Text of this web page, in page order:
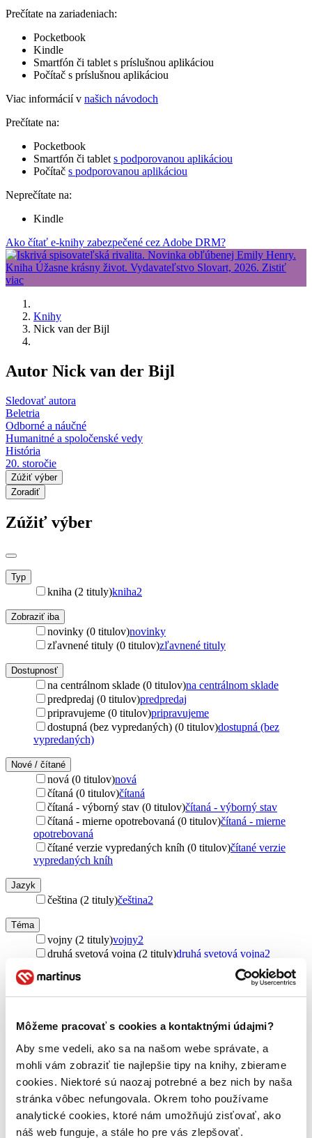
Môžeme pracovať s cookies a kontaktnými údajmi?
Aby sme vedeli, ako sa na našom webe správate, a
mohli vám zobraziť tie najlepšie tipy na knihy, zbierame
cookies. Niektoré sú naozaj potrebné a bez nich by naša
stránka vôbec nefungovala. Okrem toho používame
analytické cookies, ktoré nám umožňujú zisťovať, ako
náš web funguje, a stále ho pre vás zlepšovať.
Prečítate na zariadeniach:
Pocketbook
Kindle
Smartfón či tablet s príslušnou aplikáciou
Počítač s príslušnou aplikáciou
Viac informácií v našich návodoch
Prečítate na:
Pocketbook
Smartfón či tablet s podporovanou aplikáciou
Počítač s podporovanou aplikáciou
Neprečítate na:
Kindle
Ako čítať e-knihy zabezpečené cez Adobe DRM?
Knihy
Nick van der Bijl
Autor Nick van der Bijl
Sledovať autora
Beletria
Odborné a náučné
Humanitné a spoločenské vedy
História
20. storočie
Zúžiť výber
Zoradiť
Zúžiť výber
Typ
kniha (2 tituly)kniha2
Zobraziť iba
novinky (0 titulov)novinky
zľavnené tituly (0 titulov)zľavnené tituly
Dostupnosť
na centrálnom sklade (0 titulov)na centrálnom sklade
predpredaj (0 titulov)predpredaj
pripravujeme (0 titulov)pripravujeme
dostupná (bez vypredaných) (0 titulov)dostupná (bez
vypredaných)
Nové / čítané
nová (0 titulov)nová
čítaná (0 titulov)čítaná
čítaná - výborný stav (0 titulov)čítaná - výborný stav
čítaná - mierne opotrebovaná (0 titulov)čítaná - mierne
opotrebovaná
čítané verzie vypredaných kníh (0 titulov)čítané verzie
vypredaných kníh
Jazyk
čeština (2 tituly)čeština2
Téma
vojny (2 tituly)vojny2
druhá svetová vojna (2 tituly)druhá svetová vojna2
Vydavateľstvo
pevná väzba s prebalom (2 tituly)pevná väzba s prebalom
Zúžiť výber
Zoradiť